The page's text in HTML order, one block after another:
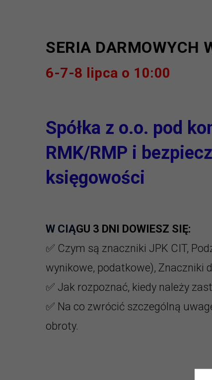
SERIA DARMOWYCH
6-7-8 lipca о 10:00
Spółka z o.o. pod
RMK/RMP i
księgowości
W CIĄGU 3 DNI DOWIESZ SIĘ:
✅ Czym są znaczniki JPK CIT,
wynikowe, podatkowe), Znaczniki
✅ Jak rozpoznać, kiedy należy
✅ Na co zwrócić szczególną
obroty.